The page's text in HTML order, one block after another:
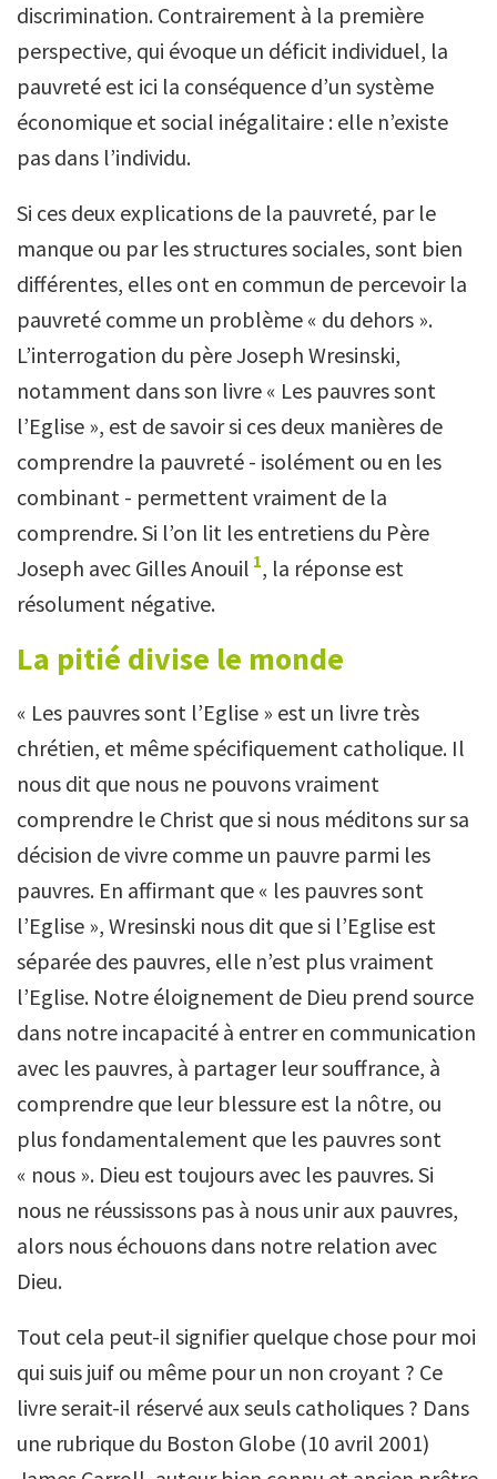
discrimination. Contrairement à la première
perspective, qui évoque un déficit individuel, la
pauvreté est ici la conséquence d’un système
économique et social inégalitaire : elle n’existe
pas dans l’individu.
Si ces deux explications de la pauvreté, par le
manque ou par les structures sociales, sont bien
différentes, elles ont en commun de percevoir la
pauvreté comme un problème « du dehors ».
L’interrogation du père Joseph Wresinski,
notamment dans son livre « Les pauvres sont
l’Eglise », est de savoir si ces deux manières de
comprendre la pauvreté - isolément ou en les
combinant - permettent vraiment de la
comprendre. Si l’on lit les entretiens du Père
Joseph avec Gilles Anouil 1, la réponse est
résolument négative.
La pitié divise le monde
« Les pauvres sont l’Eglise » est un livre très
chrétien, et même spécifiquement catholique. Il
nous dit que nous ne pouvons vraiment
comprendre le Christ que si nous méditons sur sa
décision de vivre comme un pauvre parmi les
pauvres. En affirmant que « les pauvres sont
l’Eglise », Wresinski nous dit que si l’Eglise est
séparée des pauvres, elle n’est plus vraiment
l’Eglise. Notre éloignement de Dieu prend source
dans notre incapacité à entrer en communication
avec les pauvres, à partager leur souffrance, à
comprendre que leur blessure est la nôtre, ou
plus fondamentalement que les pauvres sont
« nous ». Dieu est toujours avec les pauvres. Si
nous ne réussissons pas à nous unir aux pauvres,
alors nous échouons dans notre relation avec
Dieu.
Tout cela peut-il signifier quelque chose pour moi
qui suis juif ou même pour un non croyant ? Ce
livre serait-il réservé aux seuls catholiques ? Dans
une rubrique du Boston Globe (10 avril 2001)